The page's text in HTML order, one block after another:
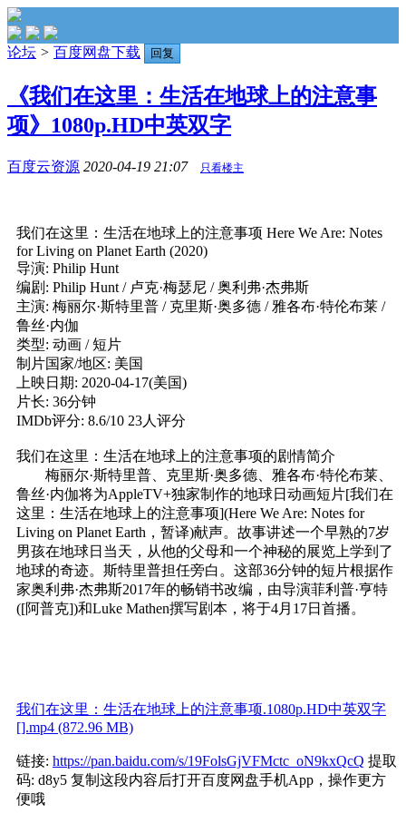
论坛 > 百度网盘下载 回复
《我们在这里：生活在地球上的注意事
项》1080p.HD中英双字
百度云资源 2020-04-19 21:07 只看楼主
我们在这里：生活在地球上的注意事项 Here We Are: Notes
for Living on Planet Earth (2020)
导演: Philip Hunt
编剧: Philip Hunt / 卢克·梅瑟尼 / 奥利弗·杰弗斯
主演: 梅丽尔·斯特里普 / 克里斯·奥多德 / 雅各布·特伦布莱 /
鲁丝·内伽
类型: 动画 / 短片
制片国家/地区: 美国
上映日期: 2020-04-17(美国)
片长: 36分钟
IMDb评分: 8.6/10 23人评分
我们在这里：生活在地球上的注意事项的剧情简介
梅丽尔·斯特里普、克里斯·奥多德、雅各布·特伦布莱、
鲁丝·内伽将为AppleTV+独家制作的地球日动画短片[我们在
这里：生活在地球上的注意事项](Here We Are: Notes for
Living on Planet Earth，暂译)献声。故事讲述一个早熟的7岁
男孩在地球日当天，从他的父母和一个神秘的展览上学到了
地球的奇迹。斯特里普担任旁白。这部36分钟的短片根据作
家奥利弗·杰弗斯2017年的畅销书改编，由导演菲利普·亨特
([阿普克])和Luke Mathen撰写剧本，将于4月17日首播。
我们在这里：生活在地球上的注意事项.1080p.HD中英双字
[].mp4 (872.96 MB)
链接: https://pan.baidu.com/s/19FolsGjVFMctc_oN9kxQcQ 提取
码: d8y5 复制这段内容后打开百度网盘手机App，操作更方
便哦